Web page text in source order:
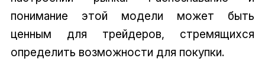
понимание этой модели может быть
ценным для трейдеров, стремящихся
определить возможности для покупки.